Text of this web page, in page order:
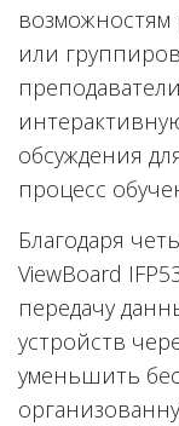
или
обсуждения
процесс
Благодаря
ViewBoard
передачу
устройств
уменьшить